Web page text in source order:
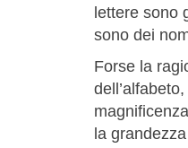
lettere sono
sono dei
Forse la
la